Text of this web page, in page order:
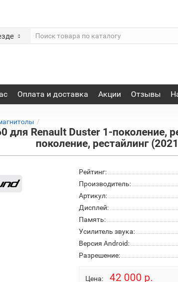
Оплата и доставка Акции Отзывы
для Renault Duster 1-поколение,
поколение, рестайлинг
Рейтинг:
Производитель:
Артикул:
Дисплей:
Память:
Усилитель звука:
Версия Android:
Разрешение:
Цена: 42 000 р.